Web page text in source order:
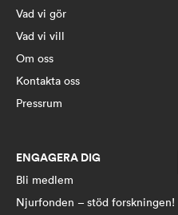
Vad vi gör
Vad vi vill
Om oss
Kontakta oss
Pressrum
ENGAGERA DIG
Bli medlem
Njurfonden – stöd forskningen!